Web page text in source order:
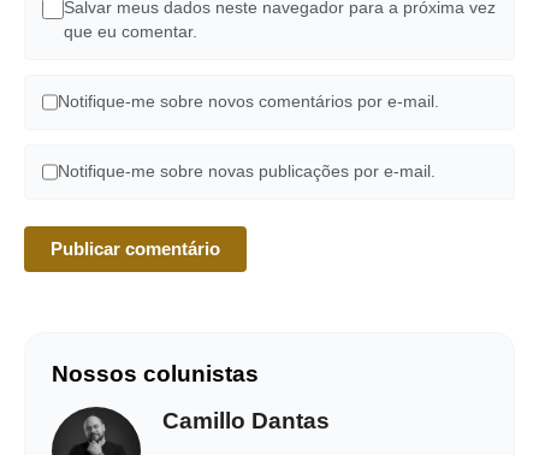
Salvar meus dados neste navegador para a próxima vez
que eu comentar.
Notifique-me sobre novos comentários por e-mail.
Notifique-me sobre novas publicações por e-mail.
Nossos colunistas
Camillo Dantas